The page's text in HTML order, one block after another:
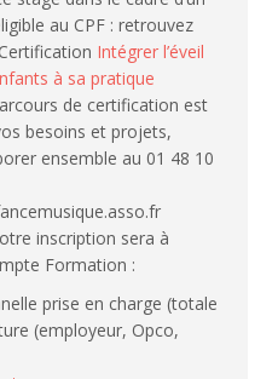
au CPF : retrouvez
Intégrer l’éveil
à sa pratique
de certification est
besoins et projets,
ensemble au 01 48 10
inscription sera à
Formation :
prise en charge (totale
(employeur, Opco,